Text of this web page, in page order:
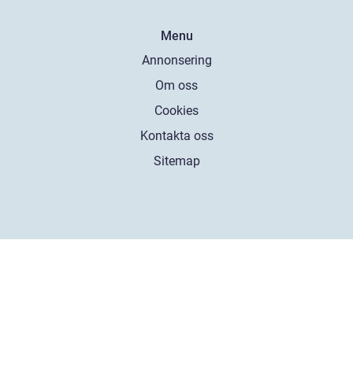
Menu
Annonsering
Om oss
Cookies
Kontakta oss
Sitemap